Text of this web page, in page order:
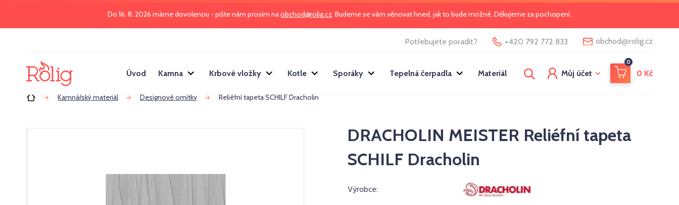
Do 16. 8. 2026 máme dovolenou - pište nám prosím naobchod@rolig.cz. Budeme se vám věnovat hned, jak to bude možné. Děkujeme za pochopení.
Potřebujete poradit? +420 792 772 833 obchod@rolig.cz
Úvod Kamna Krbové vložky Kotle Sporáky Tepelná čerpadla Materiál Můj účet
0
0 Kč
Úvod Kamnářský materiál Designové omítky Reliéfní tapeta SCHILF Dracholin
DRACHOLIN MEISTER Reliéfní tapeta
SCHILF Dracholin
Výrobce: